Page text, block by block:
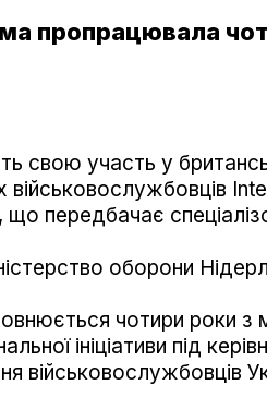
пропрацювала
свою участь у
військовослужбовців
передбачає
оборони
чотири роки з
ініціативи під
військовослужбовців